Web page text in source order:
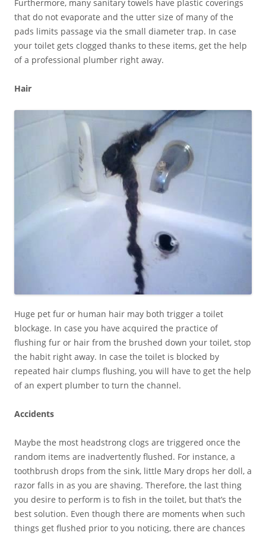
Furthermore, many sanitary towels have plastic coverings
that do not evaporate and the utter size of many of the
pads limits passage via the small diameter trap. In case
your toilet gets clogged thanks to these items, get the help
of a professional plumber right away.
Hair
Huge pet fur or human hair may both trigger a toilet
blockage. In case you have acquired the practice of
flushing fur or hair from the brushed down your toilet, stop
the habit right away. In case the toilet is blocked by
repeated hair clumps flushing, you will have to get the help
of an expert plumber to turn the channel.
Accidents
Maybe the most headstrong clogs are triggered once the
random items are inadvertently flushed. For instance, a
toothbrush drops from the sink, little Mary drops her doll, a
razor falls in as you are shaving. Therefore, the last thing
you desire to perform is to fish in the toilet, but that’s the
best solution. Even though there are moments when such
things get flushed prior to you noticing, there are chances